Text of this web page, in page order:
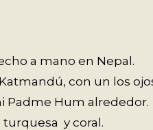
a mano en Nepal.
con un los
Padme Hum alrededor.
turquesa y coral.